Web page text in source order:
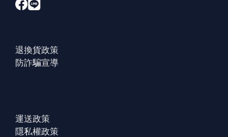
退換貨政策
防詐騙宣導
運送政策
隱私權政策